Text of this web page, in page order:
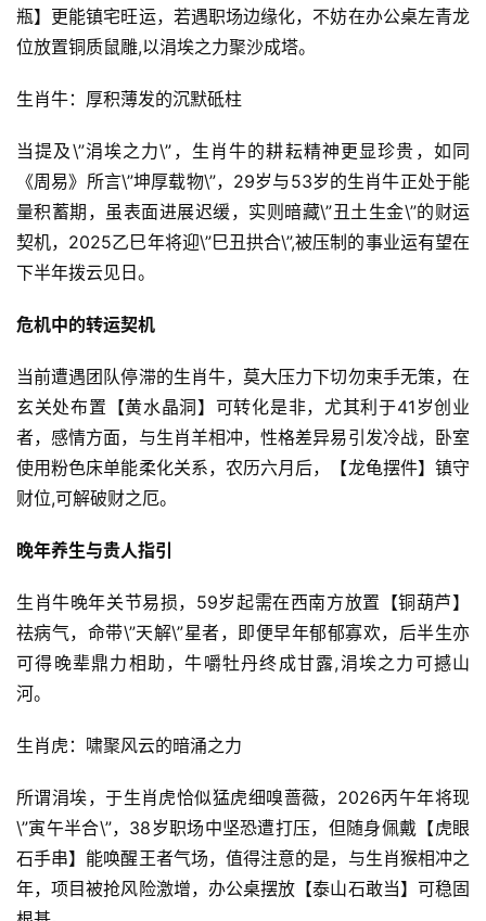
瓶】更能镇宅旺运，若遇职场边缘化，不妨在办公桌左青龙
位放置铜质鼠雕,以涓埃之力聚沙成塔。
生肖牛：厚积薄发的沉默砥柱
当提及\”涓埃之力\”，生肖牛的耕耘精神更显珍贵，如同
《周易》所言\”坤厚载物\”，29岁与53岁的生肖牛正处于能
量积蓄期，虽表面进展迟缓，实则暗藏\”丑土生金\”的财运
契机，2025乙巳年将迎\”巳丑拱合\”,被压制的事业运有望在
下半年拨云见日。
危机中的转运契机
当前遭遇团队停滞的生肖牛，莫大压力下切勿束手无策，在
玄关处布置【黄水晶洞】可转化是非，尤其利于41岁创业
者，感情方面，与生肖羊相冲，性格差异易引发冷战，卧室
使用粉色床单能柔化关系，农历六月后，【龙龟摆件】镇守
财位,可解破财之厄。
晚年养生与贵人指引
生肖牛晚年关节易损，59岁起需在西南方放置【铜葫芦】
祛病气，命带\”天解\”星者，即便早年郁郁寡欢，后半生亦
可得晚辈鼎力相助，牛嚼牡丹终成甘露,涓埃之力可撼山
河。
生肖虎：啸聚风云的暗涌之力
所谓涓埃，于生肖虎恰似猛虎细嗅蔷薇，2026丙午年将现
\”寅午半合\”，38岁职场中坚恐遭打压，但随身佩戴【虎眼
石手串】能唤醒王者气场，值得注意的是，与生肖猴相冲之
年，项目被抢风险激增，办公桌摆放【泰山石敢当】可稳固